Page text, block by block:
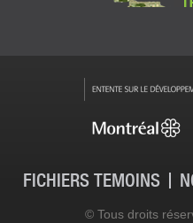
Contact - pied de page
FICHIERS TÉMOINS
© Tous droits